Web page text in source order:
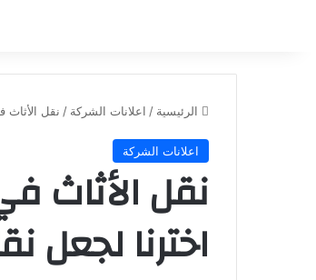
الرئيسية / اعلانات الشركة / نقل
اعلانات الشركة
نقل الأثاث
اخترنا لجعل